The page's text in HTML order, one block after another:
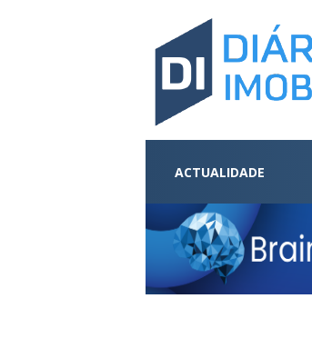
ACTUALIDADE